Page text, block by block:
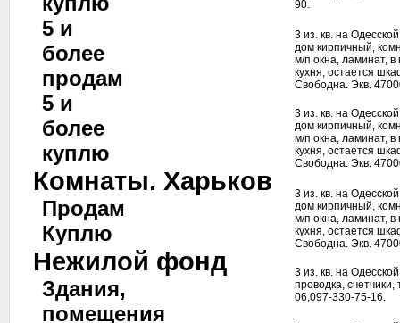
5 и
более
продам
5 и
более
куплю
Комнаты. Харьков
Продам
Куплю
Нежилой фонд
Здания,
помещения
90.
3 из. кв. на
дом кирпичный,
м/п окна, ламинат, в
кухня, остается
Свободна. Экв.
3 из. кв. на
дом кирпичный,
м/п окна, ламинат, в
кухня, остается
Свободна. Экв.
3 из. кв. на
дом кирпичный,
м/п окна, ламинат, в
кухня, остается
Свободна. Экв.
3 из. кв. на
проводка,
06,097-330-75-16.